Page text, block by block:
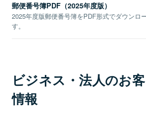
郵便番号簿PDF（2025年度版）
2025年度版郵便番号簿をPDF形式でダウンロ
す。
ビジネス・法人のお
情報